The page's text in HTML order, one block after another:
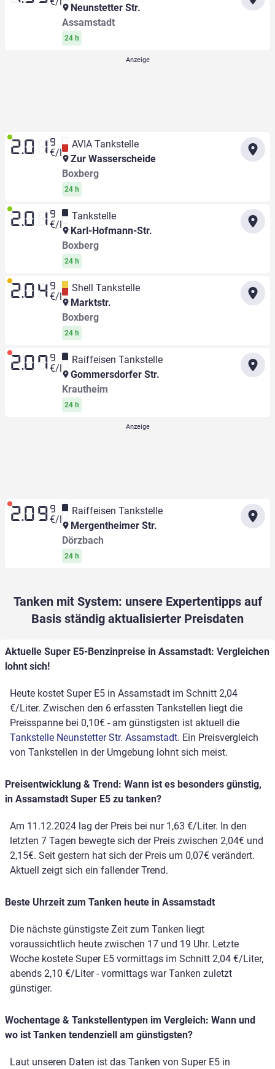
Neunstetter Str.
Assamstadt
24 h
2.01 9
€/l
AVIA Tankstelle
Zur Wasserscheide
Boxberg
24 h
2.01 9
€/l
Tankstelle
Karl-Hofmann-Str.
Boxberg
24 h
2.04 9
€/l
Shell Tankstelle
Marktstr.
Boxberg
24 h
2.07 9
€/l
Raiffeisen Tankstelle
Gommersdorfer Str.
Krautheim
24 h
2.09 9
€/l
Raiffeisen Tankstelle
Mergentheimer Str.
Dörzbach
24 h
Tanken mit System: unsere Expertentipps auf
Basis ständig aktualisierter Preisdaten
Aktuelle Super E5-Benzinpreise in Assamstadt: Vergleichen
lohnt sich!
Heute kostet Super E5 in Assamstadt im Schnitt 2,04
€/Liter. Zwischen den 6 erfassten Tankstellen liegt die
Preisspanne bei 0,10€ - am günstigsten ist aktuell die
Tankstelle Neunstetter Str. Assamstadt. Ein Preisvergleich
von Tankstellen in der Umgebung lohnt sich meist.
Preisentwicklung & Trend: Wann ist es besonders günstig,
in Assamstadt Super E5 zu tanken?
Am 11.12.2024 lag der Preis bei nur 1,63 €/Liter. In den
letzten 7 Tagen bewegte sich der Preis zwischen 2,04€ und
2,15€. Seit gestern hat sich der Preis um 0,07€ verändert.
Aktuell zeigt sich ein fallender Trend.
Beste Uhrzeit zum Tanken heute in Assamstadt
Die nächste günstigste Zeit zum Tanken liegt
voraussichtlich heute zwischen 17 und 19 Uhr. Letzte
Woche kostete Super E5 vormittags im Schnitt 2,04 €/Liter,
abends 2,10 €/Liter - vormittags war Tanken zuletzt
günstiger.
Wochentage & Tankstellentypen im Vergleich: Wann und
wo ist Tanken tendenziell am günstigsten?
Laut unseren Daten ist das Tanken von Super E5 in